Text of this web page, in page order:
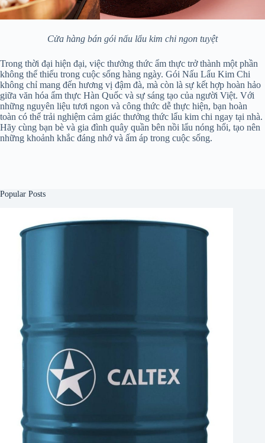
Cửa hàng bán gói nấu lẩu kim chi ngon tuyệt
Trong thời đại hiện đại, việc thưởng thức ẩm thực trở thành một phần
không thể thiếu trong cuộc sống hàng ngày. Gói Nấu Lẩu Kim Chi
không chỉ mang đến hương vị đậm đà, mà còn là sự kết hợp hoàn hảo
giữa văn hóa ẩm thực Hàn Quốc và sự sáng tạo của người Việt. Với
những nguyên liệu tươi ngon và công thức dễ thực hiện, bạn hoàn
toàn có thể trải nghiệm cảm giác thưởng thức lẩu kim chi ngay tại nhà.
Hãy cùng bạn bè và gia đình quây quần bên nồi lẩu nóng hổi, tạo nên
những khoảnh khắc đáng nhớ và ấm áp trong cuộc sống.
Popular Posts